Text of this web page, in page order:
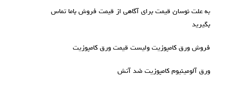
به علت نوسان قیمت برای آگاهی از قیمت فروش باما تماس
بگیرید
فروش ورق کامپوزیت ولیست قیمت ورق کامپوزیت
ورق آلومينيوم كامپوزيت ضد آتش